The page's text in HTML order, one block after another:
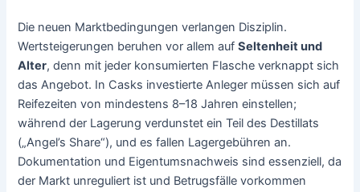
Die neuen Marktbedingungen verlangen Disziplin.
Wertsteigerungen beruhen vor allem aufSeltenheit und
Alter, denn mit jeder konsumierten Flasche verknappt sich
das Angebot. In Casks investierte Anleger müssen sich auf
Reifezeiten von mindestens 8–18 Jahren einstellen;
während der Lagerung verdunstet ein Teil des Destillats
(„Angel’s Share“), und es fallen Lagergebühren an.
Dokumentation und Eigentumsnachweis sind essenziell, da
der Markt unreguliert ist und Betrugsfälle vorkommen